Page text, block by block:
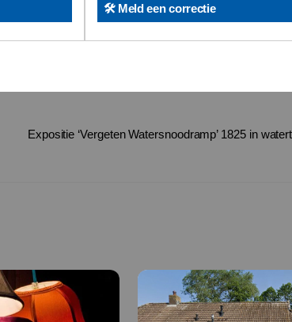
🛠️ Meld een correctie
Expositie ‘Vergeten Watersnoodramp’ 1825 in